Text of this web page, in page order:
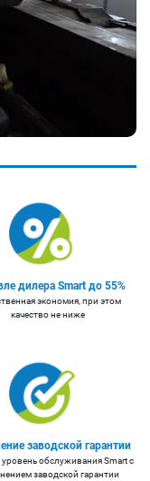
дилера Smart до 55%
экономия, при этом
качество не ниже
заводской гарантии
обслуживания Smart с
заводской гарантии